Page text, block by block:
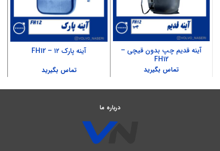
آینه قدیم چپ بدون قیچی –
FH12
تماس بگیرید
آینه پارک ۱۲ – FH12
تماس بگیرید
درباره ما